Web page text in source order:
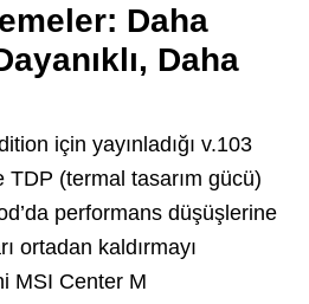
Daha
Daha
için yayınladığı v.103
(termal tasarım gücü)
performans düşüşlerine
ortadan kaldırmayı
MSI Center M